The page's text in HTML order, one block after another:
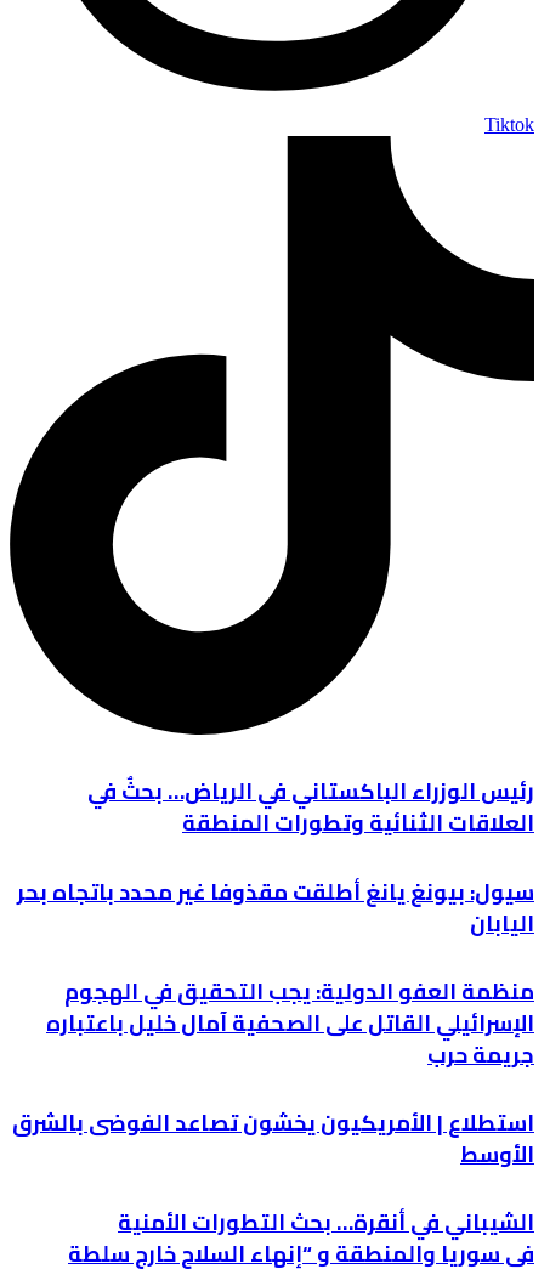
Tiktok
رئيس الوزراء الباكستاني في الرياض… بحثٌ في
العلاقات الثنائية وتطورات المنطقة
سيول: بيونغ يانغ أطلقت مقذوفا غير محدد باتجاه بحر
اليابان
منظمة العفو الدولية: يجب التحقيق في الهجوم
الإسرائيلي القاتل على الصحفية آمال خليل باعتباره
جريمة حرب
استطلاع | الأمريكيون يخشون تصاعد الفوضى بالشرق
الأوسط
الشيباني في أنقرة… بحث التطورات الأمنية
في سوريا والمنطقة و “إنهاء السلاح خارج سلطة